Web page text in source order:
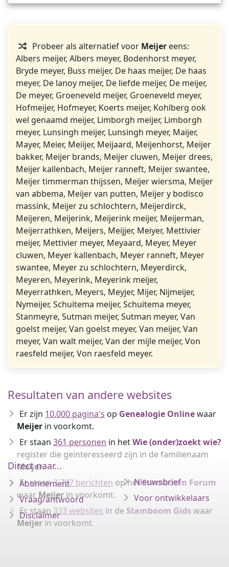
Probeer als alternatief voor Meijereens:
Albers meijer, Albers meyer, Bodenhorst meyer,
Bryde meyer, Buss meijer, De haas meijer, De haas
meyer, De lanoy meijer, De liefde meijer, De meijer,
De meyer, Groeneveld meijer, Groeneveld meyer,
Hofmeijer, Hofmeyer, Koerts meijer, Kohlberg ook
wel genaamd meijer, Limborgh meijer, Limborgh
meyer, Lunsingh meijer, Lunsingh meyer, Maijer,
Mayer, Meier, Meiijer, Meijaard, Meijenhorst, Meijer
bakker, Meijer brands, Meijer cluwen, Meijer drees,
Meijer kallenbach, Meijer ranneft, Meijer swantee,
Meijer timmerman thijssen, Meijer wiersma, Meijer
van abbema, Meijer van putten, Meijer y bodisco
massink, Meijer zu schlochtern, Meijerdirck,
Meijeren, Meijerink, Meijerink meijer, Meijerman,
Meijerrathken, Meijers, Meijjer, Meiyer, Mettivier
meijer, Mettivier meyer, Meyaard, Meyer, Meyer
cluwen, Meyer kallenbach, Meyer ranneft, Meyer
swantee, Meyer zu schlochtern, Meyerdirck,
Meyeren, Meyerink, Meyerink meijer,
Meyerrathken, Meyers, Meyjer, Mijer, Nijmeijer,
Nymeijer, Schuitema meijer, Schuitema meyer,
Stanmeyre, Sutman meijer, Sutman meyer, Van
goelst meijer, Van goelst meyer, Van meijer, Van
meyer, Van walt meijer, Van der mijle meijer, Von
raesfeld meijer, Von raesfeld meyer.
Resultaten van andere websites
Er zijn 10.000 pagina's op Genealogie Onlinewaar
Meijer in voorkomt.
Er staan 361 personen in hetWie (onder)zoekt wie?
register die geïnteresseerd zijn in de familienaam
Meijer.
Er staan3.787 berichten op hetStamboom Forum
waar Meijer in voorkomt.
Er staan 333 websites in de Stamboom Gids waar
Meijer in voorkomt.
Direct naar...
Abonnement
Vraag/antwoord
Disclaimer
Nieuwsbrief
Voor ontwikkelaars